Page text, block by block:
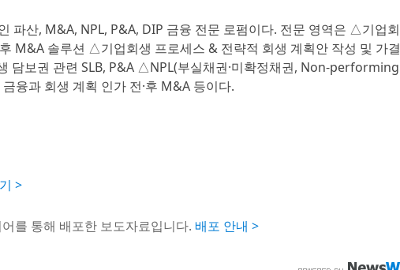
파산, M&A, NPL, P&A, DIP 금융 전문 로펌이다. 전문 영역은 △기업
M&A 솔루션 △기업회생 프로세스 & 전략적 회생 계획안 작성 및 가
담보권 관련 SLB, P&A △NPL(부실채권·미확정채권, Non-performing
융과 회생 계획 인가 전·후 M&A 등이다.
>
를 통해 배포한 보도자료입니다. 배포 안내 >